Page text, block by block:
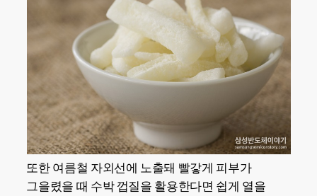
또한 여름철 자외선에 노출돼 빨갛게 피부가
그을렸을 때 수박 껍질을 활용한다면 쉽게 열을